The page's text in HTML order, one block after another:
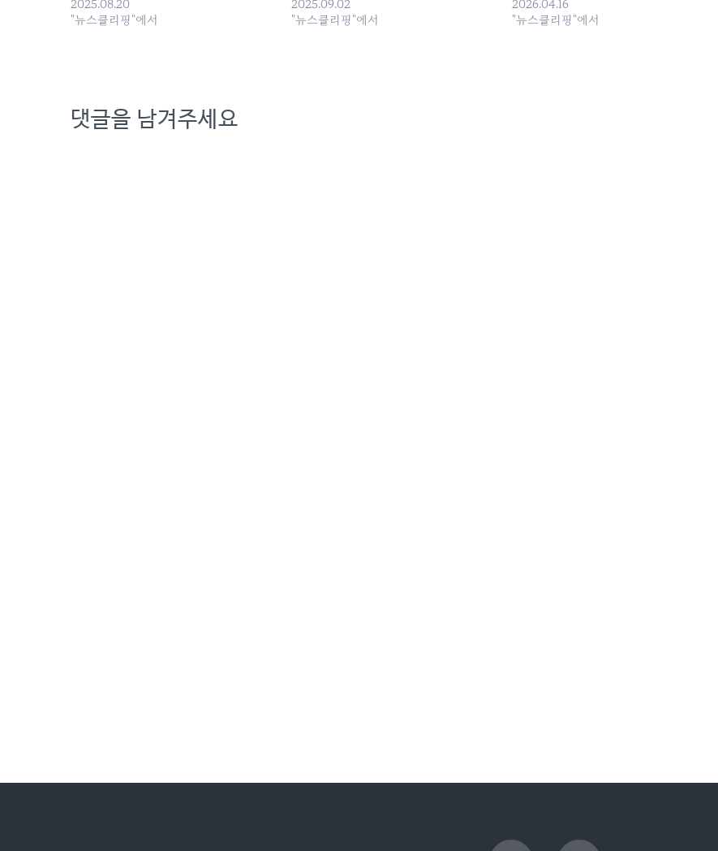
폐연대... 원본 기사: KT 직원 연쇄 사망에
노동·시민단체, 특별근로감독 실시·김영
2025.08.20
"뉴스클리핑"에서
모멸감을 주는... 원본 기사: "KT 노동자
연쇄 사망 사태... KT 정상화 시급" 대책
2025.09.02
"뉴스클리핑"에서
쇄 사망 사건에 대한... 원본 기사: KT '토
탈영업 TF' 해체, 이훈기 "늦었지만 다
2026.04.16
"뉴스클리핑"에서
댓글을 남겨주세요